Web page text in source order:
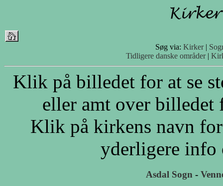
Søg via: Kirker|
Tidligere danske områder|
Klik på billedet for at se
eller amt over billedet
Klik på kirkens navn
yderligere info
Asdal Sogn -